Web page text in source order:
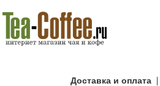
Доставка и оплата |